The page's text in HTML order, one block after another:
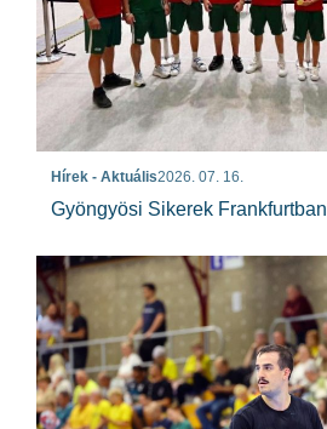
Hírek - Aktuális2026. 07. 16.
Gyöngyösi Sikerek Frankfurtban